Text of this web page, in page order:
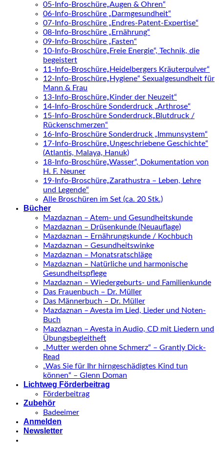
05-Info-Broschüre„Augen & Ohren“
06-Info-Broschüre „Darmgesundheit“
07-Info-Broschüre „Endres-Patent-Expertise“
08-Info-Broschüre „Ernährung“
09-Info-Broschüre „Fasten“
10-Info-Broschüre„Freie Energie“, Technik, die
begeistert
11-Info-Broschüre„Heidelbergers Kräuterpulver“
12-Info-Broschüre„Hygiene“ Sexualgesundheit für
Mann & Frau
13-Info-Broschüre„Kinder der Neuzeit“
14-Info-Broschüre Sonderdruck „Arthrose“
15-Info-Broschüre Sonderdruck„Blutdruck /
Rückenschmerzen“
16-Info-Broschüre Sonderdruck „Immunsystem“
17-Info-Broschüre„Ungeschriebene Geschichte“
(Atlantis, Malaya, Hanuk)
18-Info-Broschüre„Wasser“, Dokumentation von
H. F. Neuner
19-Info-Broschüre„Zarathustra – Leben, Lehre
und Legende“
Alle Broschüren im Set (ca. 20 Stk.)
Bücher
Mazdaznan – Atem- und Gesundheitskunde
Mazdaznan – Drüsenkunde (Neuauflage)
Mazdaznan – Ernährungskunde / Kochbuch
Mazdaznan – Gesundheitswinke
Mazdaznan – Monatsratschläge
Mazdaznan – Natürliche und harmonische
Gesundheitspflege
Mazdaznan – Wiedergeburts- und Familienkunde
Das Frauenbuch – Dr. Müller
Das Männerbuch – Dr. Müller
Mazdaznan – Avesta im Lied, Lieder und Noten-
Buch
Mazdaznan – Avesta in Audio, CD mit Liedern und
Übungsbegleitheft
„Mutter werden ohne Schmerz“ – Grantly Dick-
Read
„Was Sie für Ihr hirngeschädigtes Kind tun
können“ – Glenn Doman
Lichtweg Förderbeitrag
Förderbeitrag
Zubehör
Badeeimer
Anmelden
Newsletter